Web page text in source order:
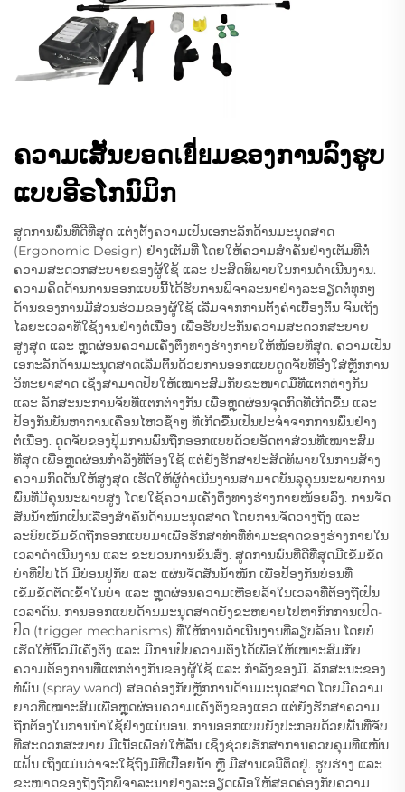
ຄວາມເສັ້ນຍອດเยี่ยມຂອງການລົງຮູບ
ແບບອີຣໂກນົມິກ
ສູດການພົ່ນທີ່ດີທີ່ສຸດ ແຕ່ງຕັ້ງຄວາມເປັນເອກະລັກດ້ານມະນຸດສາດ
(Ergonomic Design) ຢ່າງເຕັມທີ່ ໂດຍໃຫ້ຄວາມສຳຄັນຢ່າງເຕັມທີ່ຕໍ່
ຄວາມສະດວກສະບາຍຂອງຜູ້ໃຊ້ ແລະ ປະສິດທິພາບໃນການດຳເນີນງານ.
ຄວາມຄິດດ້ານການອອກແບບນີ້ໄດ້ຮັບການພິຈາລະນາຢ່າງລະອຽດຕໍ່ທຸກໆ
ດ້ານຂອງການມີສ່ວນຮ່ວມຂອງຜູ້ໃຊ້ ເລີ່ມຈາກການຕັ້ງຄ່າເບື້ອງຕົ້ນ ຈົນເຖິງ
ໄລຍະເວລາທີ່ໃຊ້ງານຢ່າງຕໍ່ເນື່ອງ ເພື່ອຮັບປະກັນຄວາມສະດວກສະບາຍ
ສູງສຸດ ແລະ ຫຼຸດຜ່ອນຄວາມເຄັ່ງຕຶງທາງຮ່າງກາຍໃຫ້ໜ້ອຍທີ່ສຸດ. ຄວາມເປັນ
ເອກະລັກດ້ານມະນຸດສາດເລີ່ມຕົ້ນດ້ວຍການອອກແບບດູດຈັບທີ່ອີງໃສ່ຫຼັກການ
ວິທະຍາສາດ ເຊິ່ງສາມາດປັບໃຫ້ເໝາະສົມກັບຂະໜາດມືທີ່ແຕກຕ່າງກັນ
ແລະ ລັກສະນະການຈັບທີ່ແຕກຕ່າງກັນ ເພື່ອຫຼຸດຜ່ອນຈຸດກົດທີ່ເກີດຂື້ນ ແລະ
ປ້ອງກັນບັນຫາການເຄື່ອນໄຫວຊ້ຳໆ ທີ່ເກີດຂື້ນເປັນປະຈຳຈາກການພົ່ນຢ່າງ
ຕໍ່ເນື່ອງ. ດູດຈັບຂອງປຸ້ມການພົ່ນຖືກອອກແບບດ້ວຍອັດຕາສ່ວນທີ່ເໝາະສົມ
ທີ່ສຸດ ເພື່ອຫຼຸດຜ່ອນກຳລັງທີ່ຕ້ອງໃຊ້ ແຕ່ຍັງຮັກສາປະສິດທິພາບໃນການສ້າງ
ຄວາມກົດດັນໃຫ້ສູງສຸດ ເຮັດໃຫ້ຜູ້ດຳເນີນງານສາມາດບັນລຸຄຸນນະພາບການ
ພົ່ນທີ່ມີຄຸນນະພາບສູງ ໂດຍໃຊ້ຄວາມເຄັ່ງຕຶງທາງຮ່າງກາຍໜ້ອຍລົງ. ການຈັດ
ສັນນ້ຳໜັກເປັນເລື່ອງສຳຄັນດ້ານມະນຸດສາດ ໂດຍການຈັດວາງຖັງ ແລະ
ລະບົບເຂັມຂັດຖືກອອກແບບມາເພື່ອຮັກສາທ່າທີ່ທຳມະຊາດຂອງຮ່າງກາຍໃນ
ເວລາດຳເນີນງານ ແລະ ຂະບວນການຂົນສົ່ງ. ສູດການພົ່ນທີ່ດີທີ່ສຸດມີເຂັມຂັດ
ບ່າທີ່ປັບໄດ້ ມີບ່ອນປູກັບ ແລະ ແຜ່ນຈັດສັນນ້ຳໜັກ ເພື່ອປ້ອງກັນບ່ອນທີ່
ເຂັມຂັດຕັດເຂົ້າໃນບ່າ ແລະ ຫຼຸດຜ່ອນຄວາມເຫື່ອຍລ້າໃນເວລາທີ່ຕ້ອງຖືເປັນ
ເວລາດົນ. ການອອກແບບດ້ານມະນຸດສາດຍັງຂະຫຍາຍໄປຫາກົກການເປີດ-
ປິດ (trigger mechanisms) ທີ່ໃຫ້ການດຳເນີນງານທີ່ລຽບລ້ອນ ໂດຍບໍ່
ເຮັດໃຫ້ນິ້ວມືເຄັ່ງຕຶງ ແລະ ມີການປັບຄວາມຕຶງໄດ້ເພື່ອໃຫ້ເໝາະສົມກັບ
ຄວາມຕ້ອງການທີ່ແຕກຕ່າງກັນຂອງຜູ້ໃຊ້ ແລະ ກຳລັງຂອງມື. ລັກສະນະຂອງ
ທໍ່ພົ່ນ (spray wand) ສອດຄ່ອງກັບຫຼັກການດ້ານມະນຸດສາດ ໂດຍມີຄວາມ
ຍາວທີ່ເໝາະສົມເພື່ອຫຼຸດຜ່ອນຄວາມເຄັ່ງຕຶງຂອງແອວ ແຕ່ຍັງຮັກສາຄວາມ
ຖືກຕ້ອງໃນການນຳໃຊ້ຢ່າງແນ່ນອນ. ການອອກແບບຍັງປະກອບດ້ວຍພື້ນທີ່ຈັບ
ທີ່ສະດວກສະບາຍ ມີເນື້ອເພື່ອບໍ່ໃຫ້ລື້ນ ເຊິ່ງຊ່ວຍຮັກສາການຄວບຄຸມທີ່ແໜ້ນ
ແຟ້ນ ເຖິງແມ່ນວ່າຈະໃຊ້ຖົງມືທີ່ເປື່ອຍນ້ຳ ຫຼື ມີສານເคมີຕິດຢູ່. ຮູບຮ່າງ ແລະ
ຂະໜາດຂອງຖັງຖືກພິຈາລະນາຢ່າງລະອຽດເພື່ອໃຫ້ສອດຄ່ອງກັບຄວາມ